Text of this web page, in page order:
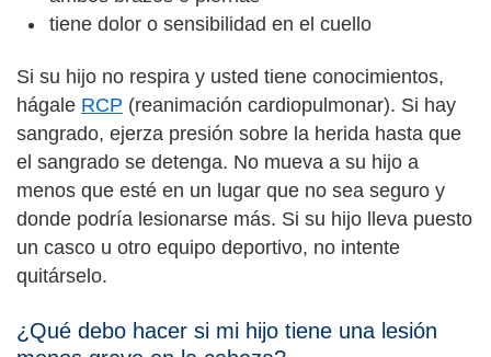
tiene dolor o sensibilidad en el cuello
Si su hijo no respira y usted tiene conocimientos,
hágale RCP (reanimación cardiopulmonar). Si hay
sangrado, ejerza presión sobre la herida hasta que
el sangrado se detenga. No mueva a su hijo a
menos que esté en un lugar que no sea seguro y
donde podría lesionarse más. Si su hijo lleva puesto
un casco u otro equipo deportivo, no intente
quitárselo.
¿Qué debo hacer si mi hijo tiene una lesión